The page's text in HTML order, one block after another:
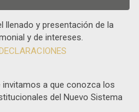
llenado y presentación de la
y de intereses.
invitamos a que conozca los
del Nuevo Sistema